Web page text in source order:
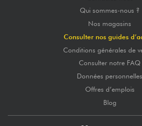
Qui sommes-nous ?
Nos magasins
Consulter nos guides
Conditions générales de
Consulter notre FAQ
Données personnelles
Offres d’emplois
Blog